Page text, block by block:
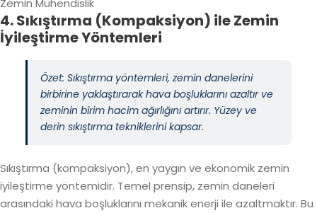
Zemin Mühendislik
4. Sıkıştırma (Kompaksiyon) ile Zemin
İyileştirme Yöntemleri
Özet: Sıkıştırma yöntemleri, zemin danelerini
birbirine yaklaştırarak hava boşluklarını azaltır ve
zeminin birim hacim ağırlığını artırır. Yüzey ve
derin sıkıştırma tekniklerini kapsar.
Sıkıştırma (kompaksiyon), en yaygın ve ekonomik zemin
iyileştirme yöntemidir. Temel prensip, zemin daneleri
arasındaki hava boşluklarını mekanik enerji ile azaltmaktır. Bu